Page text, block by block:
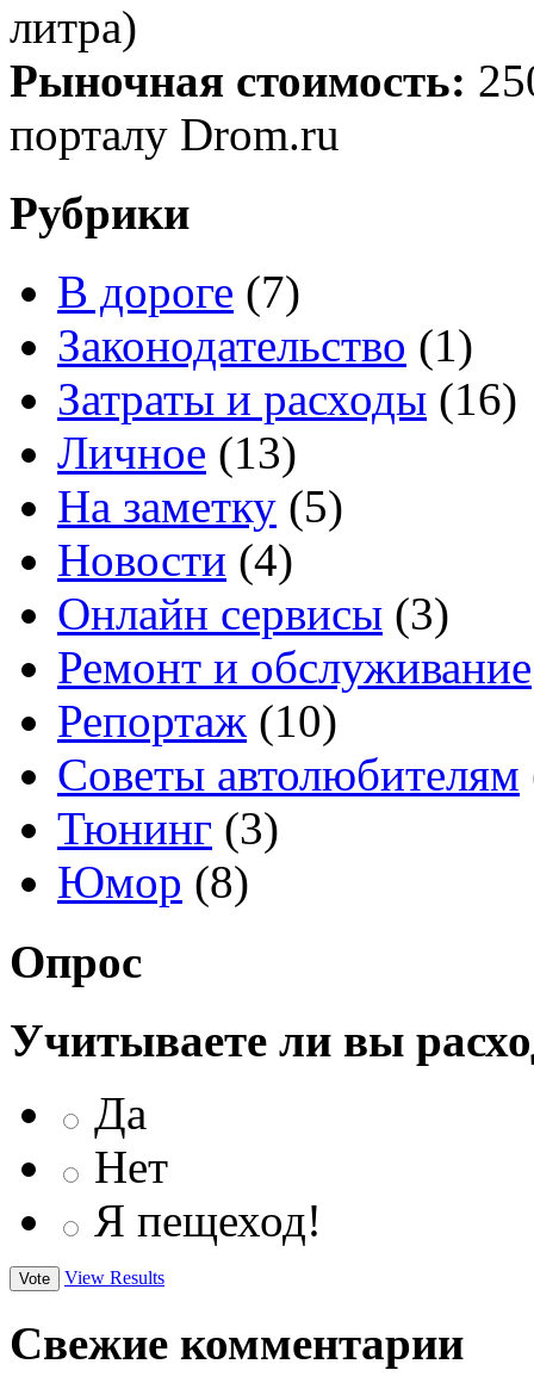
литра)
Рыночная стоимость:
порталу Drom.ru
Рубрики
В дороге (7)
Законодательство (1)
Затраты и расходы (16)
Личное (13)
На заметку (5)
Новости (4)
Онлайн сервисы (3)
Ремонт и обслуживание
Репортаж (10)
Советы автолюбителям
Тюнинг (3)
Юмор (8)
Опрос
Учитываете ли вы
Да
Нет
Я пещеход!
View Results
Свежие комментарии